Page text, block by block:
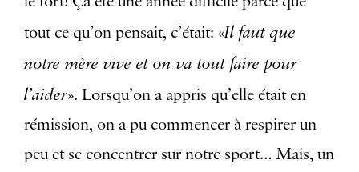
tout ce qu’on pensait, c’était: «Il faut que
notre mère vive et on va tout faire pour
l’aider». Lorsqu’on a appris qu’elle était en
rémission, on a pu commencer à respirer un
peu et se concentrer sur notre sport… Mais, un